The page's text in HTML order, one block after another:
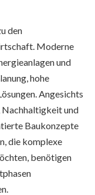
den
Moderne
und
hohe
Angesichts
Nachhaltigkeit und
Baukonzepte
die komplexe
benötigen